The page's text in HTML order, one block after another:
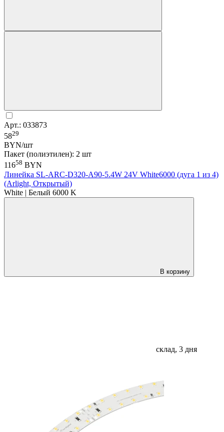
Арт.: 033873
5829
BYN/шт
Пакет (полиэтилен): 2 шт
11658 BYN
Линейка SL-ARC-D320-A90-5.4W 24V White6000 (дуга 1 из 4)
(Arlight, Открытый)
White | Белый 6000 K
В корзину
склад, 3 дня